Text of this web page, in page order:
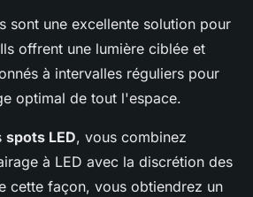
sont une excellente solution pour
offrent une lumière ciblée et
à intervalles réguliers pour
optimal de tout l'espace.
spots LED, vous combinez
à LED avec la discrétion des
cette façon, vous obtiendrez un